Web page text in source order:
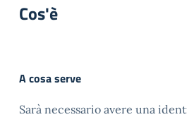
Cos'è
A cosa serve
Sarà necessario avere una